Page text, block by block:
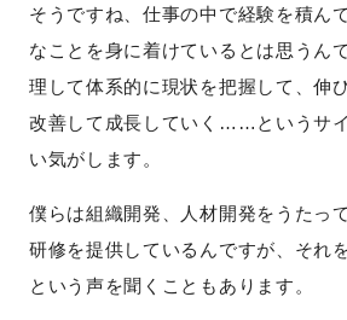
そうですね、仕事の中で経験を積ん
なことを身に着けているとは思うん
理して体系的に現状を把握して、伸
改善して成長していく……というサ
い気がします。
僕らは組織開発、人材開発をうたっ
研修を提供しているんですが、それ
という声を聞くこともあります。